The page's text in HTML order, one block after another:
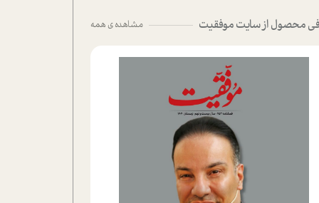
محصول از سایت موفقیت مشاهده ی همه